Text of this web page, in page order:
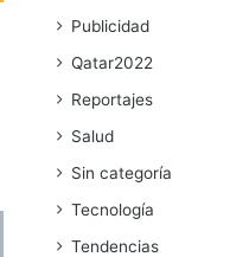
Publicidad
Qatar2022
Reportajes
Salud
Sin categoría
Tecnología
Tendencias